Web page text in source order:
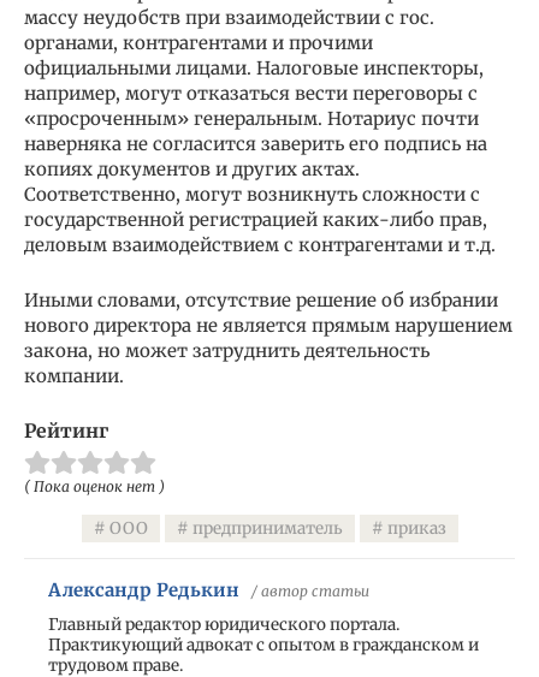
массу неудобств при взаимодействии с гос.
органами, контрагентами и прочими
официальными лицами. Налоговые инспекторы,
например, могут отказаться вести переговоры с
«просроченным» генеральным. Нотариус почти
наверняка не согласится заверить его подпись на
копиях документов и других актах.
Соответственно, могут возникнуть сложности с
государственной регистрацией каких-либо прав,
деловым взаимодействием с контрагентами и т.д.
Иными словами, отсутствие решение об избрании
нового директора не является прямым нарушением
закона, но может затруднить деятельность
компании.
Рейтинг
( Пока оценок нет )
ООО предприниматель приказ
Александр Редькин / автор статьи
Главный редактор юридического портала.
Практикующий адвокат с опытом в гражданском и
трудовом праве.